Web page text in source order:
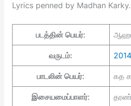
Lyrics penned by Madhan Karky.
படத்தின் பெயர்:
வருடம்: 2014
பாடலின் பெயர்: கத
இசையமைப்பாளர்: தரண்